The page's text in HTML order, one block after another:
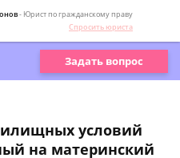
- Юрист по гражданскому праву
Спросить юриста
Задать вопрос
условий
на материнский